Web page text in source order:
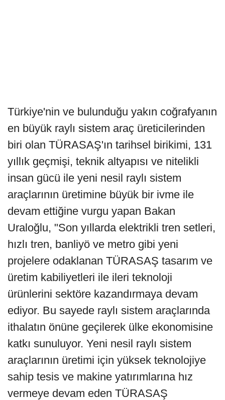
Türkiye'nin ve bulunduğu yakın coğrafyanın
en büyük raylı sistem araç üreticilerinden
biri olan TÜRASAŞ'ın tarihsel birikimi, 131
yıllık geçmişi, teknik altyapısı ve nitelikli
insan gücü ile yeni nesil raylı sistem
araçlarının üretimine büyük bir ivme ile
devam ettiğine vurgu yapan Bakan
Uraloğlu, "Son yıllarda elektrikli tren setleri,
hızlı tren, banliyö ve metro gibi yeni
projelere odaklanan TÜRASAŞ tasarım ve
üretim kabiliyetleri ile ileri teknoloji
ürünlerini sektöre kazandırmaya devam
ediyor. Bu sayede raylı sistem araçlarında
ithalatın önüne geçilerek ülke ekonomisine
katkı sunuluyor. Yeni nesil raylı sistem
araçlarının üretimi için yüksek teknolojiye
sahip tesis ve makine yatırımlarına hız
vermeye devam eden TÜRASAŞ